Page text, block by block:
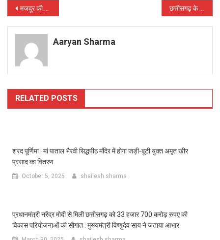
Post
navigation
मजदूर की बेटियों को कॉलेज की पढ़ाई में अब कोई दिक्कत नहीं
Aaryan Sharma
RELATED POSTS
शरद पूर्णिमा : मां पाताल भैरवी सिद्धपीठ मंदिर में होगा जड़ी-बूटी युक्त अमृत खीर
प्रसाद का वितरण
October 5, 2025 shailesh sharma
प्रधानमंत्री नरेंद्र मोदी से मिली छत्तीसगढ़ को 33 हजार 700 करोड़ रुपए की
विकास परियोजनाओं की सौगात : मुख्यमंत्री विष्णुदेव साय ने जताया आभार